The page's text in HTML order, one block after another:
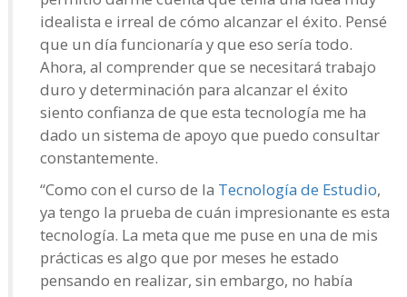
idealista e irreal de cómo alcanzar el éxito. Pensé
que un día funcionaría y que eso sería todo.
Ahora, al comprender que se necesitará trabajo
duro y determinación para alcanzar el éxito
siento confianza de que esta tecnología me ha
dado un sistema de apoyo que puedo consultar
constantemente.
“Como con el curso de la Tecnología de Estudio,
ya tengo la prueba de cuán impresionante es esta
tecnología. La meta que me puse en una de mis
prácticas es algo que por meses he estado
pensando en realizar, sin embargo, no había